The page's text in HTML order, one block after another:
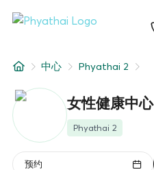
关于我们
医院分院
中心 Phyathai 2
女性健康中心
Phyathai 2
预约